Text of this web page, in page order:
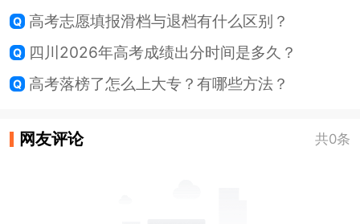
高考志愿填报滑档与退档有什么区别？
四川2026年高考成绩出分时间是多久？
高考落榜了怎么上大专？有哪些方法？
网友评论 共0条